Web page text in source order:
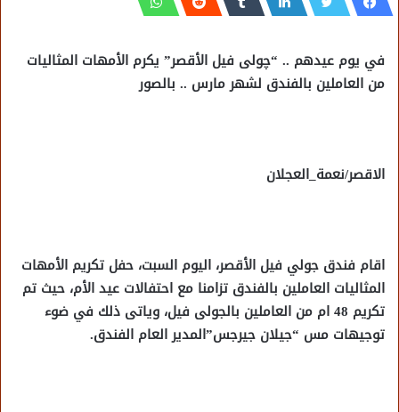
في يوم عيدهم .. “چولى فيل الأقصر” يكرم الأمهات المثاليات
من العاملين بالفندق لشهر مارس .. بالصور
الاقصر/نعمة_العجلان
اقام فندق جولي فيل الأقصر، اليوم السبت، حفل تكريم الأمهات
المثاليات العاملين بالفندق تزامنا مع احتفالات عيد الأم، حيث تم
تكريم 48 ام من العاملين بالجولى فيل، وياتى ذلك في ضوء
توجيهات مس “جيلان جيرجس”المدير العام الفندق.